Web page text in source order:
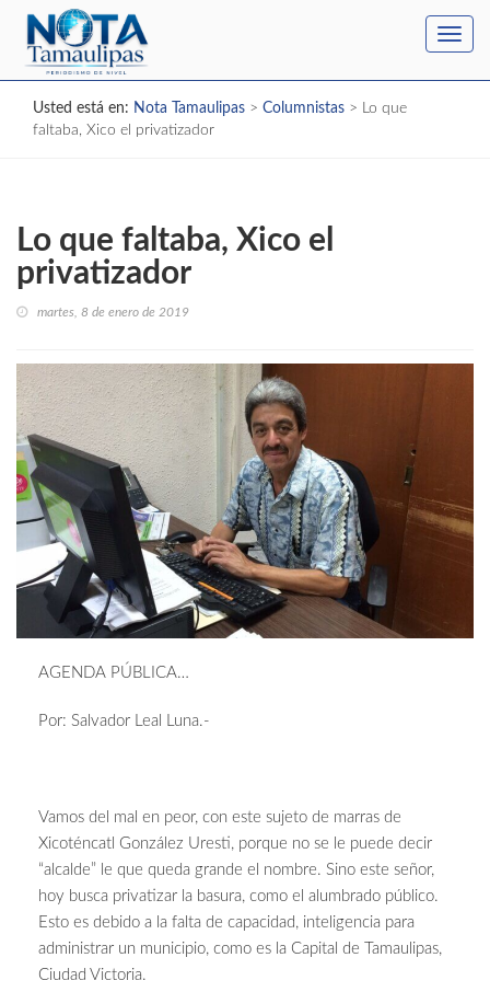
Usted está en: Nota Tamaulipas > Columnistas > Lo que
faltaba, Xico el privatizador
Lo que faltaba, Xico el
privatizador
martes, 8 de enero de 2019
AGENDA PÚBLICA…
Por: Salvador Leal Luna.-
Vamos del mal en peor, con este sujeto de marras de
Xicoténcatl González Uresti, porque no se le puede decir
“alcalde” le que queda grande el nombre. Sino este señor,
hoy busca privatizar la basura, como el alumbrado público.
Esto es debido a la falta de capacidad, inteligencia para
administrar un municipio, como es la Capital de Tamaulipas,
Ciudad Victoria.